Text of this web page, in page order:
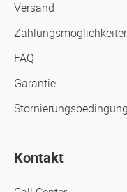
Versand
FAQ
Garantie
Kontakt